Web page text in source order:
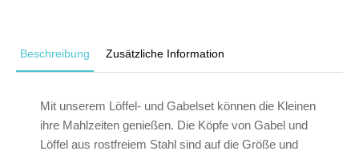
Beschreibung Zusätzliche Information
Mit unserem Löffel- und Gabelset können die Kleinen
ihre Mahlzeiten genießen. Die Köpfe von Gabel und
Löffel aus rostfreiem Stahl sind auf die Größe und